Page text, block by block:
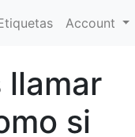
Account
llamar
si